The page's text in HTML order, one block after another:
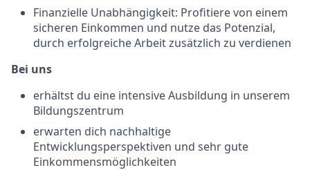
Finanzielle Unabhängigkeit: Profitiere von einem
sicheren Einkommen und nutze das Potenzial,
durch erfolgreiche Arbeit zusätzlich zu verdienen
Bei uns
erhältst du eine intensive Ausbildung in unserem
Bildungszentrum
erwarten dich nachhaltige
Entwicklungsperspektiven und sehr gute
Einkommensmöglichkeiten